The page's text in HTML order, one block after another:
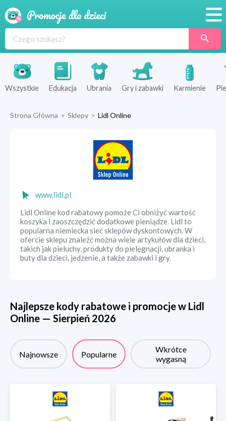
Produkty
Sklepy
Wszystkie Edukacja Ubrania Gry i zabawki Karmienie
Strona Główna > Sklepy > Lidl Online
www.lidl.pl
Lidl Online kod rabatowy pomoże Ci obniżyć wartość
koszyka i zaoszczędzić dodatkowe pieniądze. Lidl to
popularna niemiecka sieć sklepów dyskontowych. W
ofercie sklepu znaleźć można wiele artykułów dla dzieci,
takich jak pieluchy, produkty do pielęgnacji, ubranka i
buty dla dzieci, jedzenie, a także zabawki i gry.
Najlepsze kody rabatowe i promocje w Lidl
Online — Sierpień 2026
Najnowsze Popularne
Wkrótce
wygasną